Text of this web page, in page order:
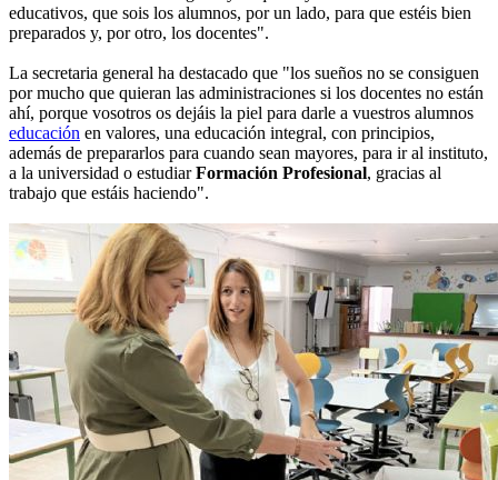
educativos, que sois los alumnos, por un lado, para que estéis bien
preparados y, por otro, los docentes".
La secretaria general ha destacado que "los sueños no se consiguen
por mucho que quieran las administraciones si los docentes no están
ahí, porque vosotros os dejáis la piel para darle a vuestros alumnos
educación en valores, una educación integral, con principios,
además de prepararlos para cuando sean mayores, para ir al instituto,
a la universidad o estudiarFormación Profesional, gracias al
trabajo que estáis haciendo".